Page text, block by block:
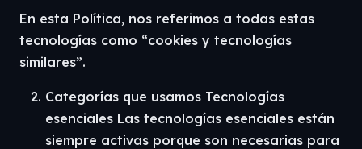
En esta Política, nos referimos a todas estas
tecnologías como “cookies y tecnologías
similares”.
Categorías que usamos Tecnologías
esenciales Las tecnologías esenciales están
siempre activas porque son necesarias para